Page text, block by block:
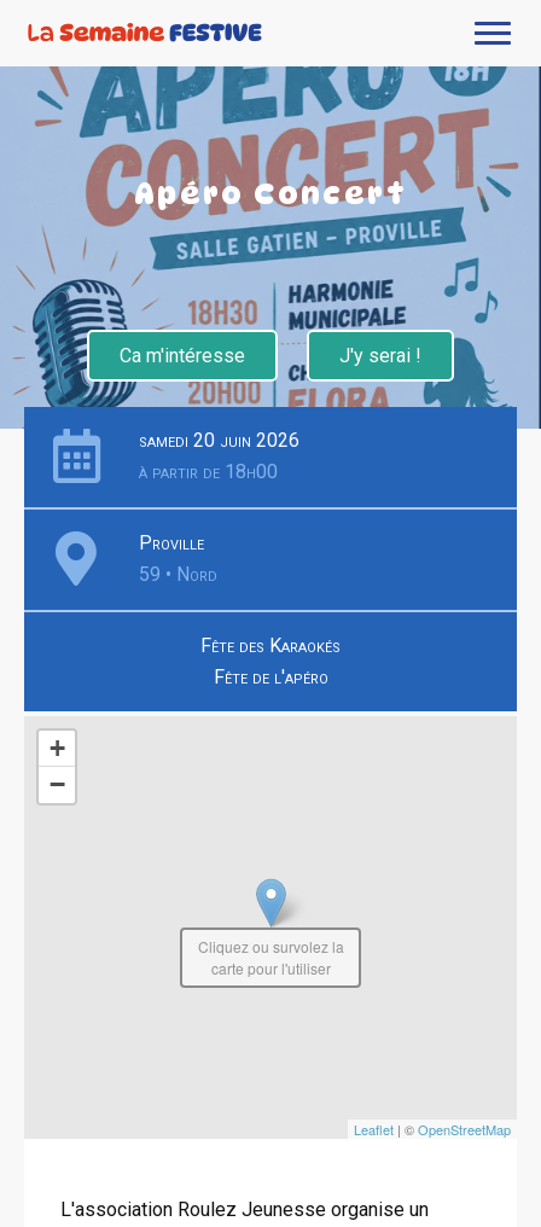
Apéro Concert
Ca m'intéresse J'y serai !
samedi 20 juin 2026
à partir de 18h00
Proville
59 • Nord
Fête des Karaokés
Fête de l'apéro
+
−
Leaflet | ©OpenStreetMap
Cliquez ou survolez la
carte pour l'utiliser
L'association Roulez Jeunesse organise un